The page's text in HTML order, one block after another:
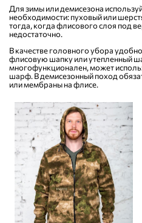
Для зимы или демисезона
необходимости: пуховый или
тогда, когда флисового слоя под
недостаточно.
В качестве головного убора
флисовую шапку или утепленный
многофункционален, может
шарф. В демисезонный поход
или мембраны на флисе.